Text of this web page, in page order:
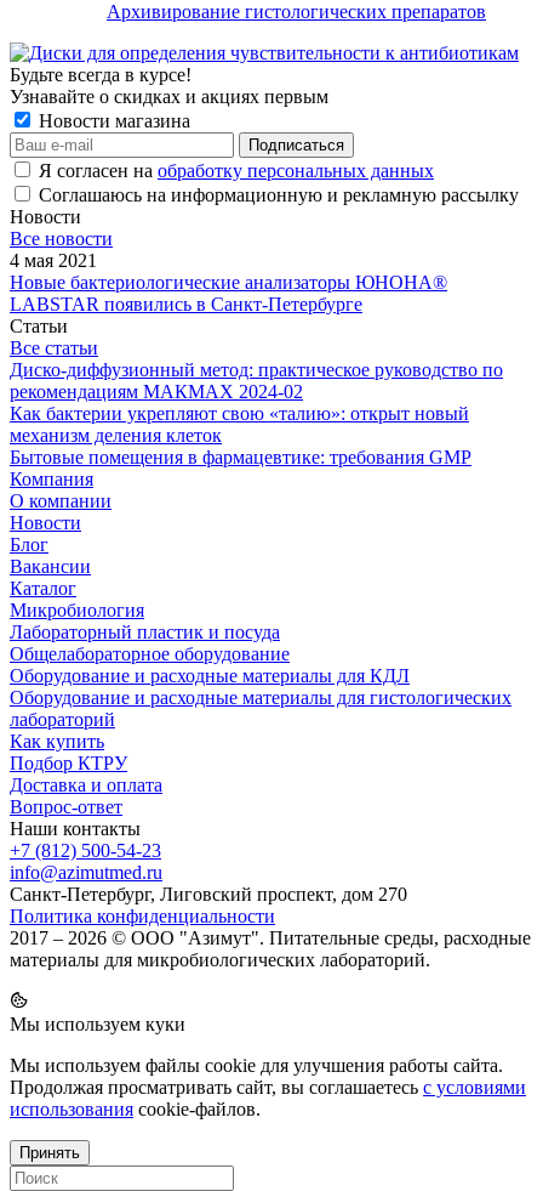
Архивирование гистологических препаратов
Будьте всегда в курсе!
Узнавайте о скидках и акциях первым
Новости магазина
Я согласен на обработку персональных данных
Соглашаюсь на информационную и рекламную рассылку
Новости
Все новости
4 мая 2021
Новые бактериологические анализаторы ЮНОНА®
LABSTAR появились в Санкт-Петербурге
Статьи
Все статьи
Диско-диффузионный метод: практическое руководство по
рекомендациям МАКМАХ 2024-02
Как бактерии укрепляют свою «талию»: открыт новый
механизм деления клеток
Бытовые помещения в фармацевтике: требования GMP
Компания
О компании
Новости
Блог
Вакансии
Каталог
Микробиология
Лабораторный пластик и посуда
Общелабораторное оборудование
Оборудование и расходные материалы для КДЛ
Оборудование и расходные материалы для гистологических
лабораторий
Как купить
Подбор КТРУ
Доставка и оплата
Вопрос-ответ
Наши контакты
+7 (812) 500-54-23
info@azimutmed.ru
Санкт-Петербург, Лиговский проспект, дом 270
Политика конфиденциальности
2017 – 2026 © ООО "Азимут". Питательные среды, расходные
материалы для микробиологических лабораторий.
Мы используем куки
Мы используем файлы cookie для улучшения работы сайта.
Продолжая просматривать сайт, вы соглашаетесь с условиями
использования cookie-файлов.
Принять